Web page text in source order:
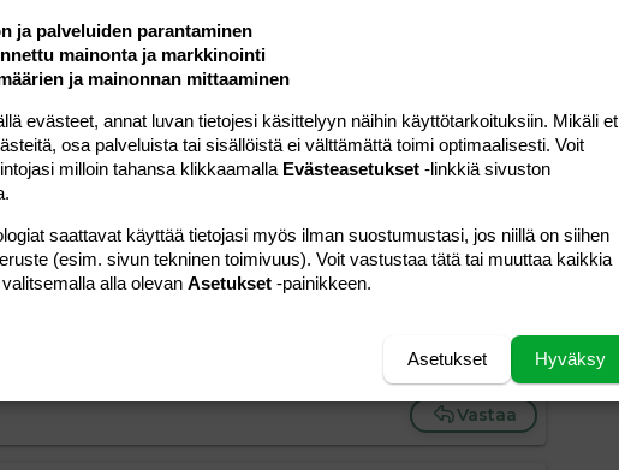
ja sulatettu margariini. Sekoita keskenään
ja kaakaojauhe. Sekoita jauhoseos muiden ainesten
pellille ja paista uunissa225Cn.15 minuuttia.
leivinpaperille.
kaakaojauhe, sulatettu margariini ja kahvijuoma
jäähtyneen pohjan päälle. Ripottele pinnalle
annospaloiksi.
ja monesti toteutettu resepti, ei tarvii tehdä
sillä nää on parempia kuin tavalliset
Vastaa
ja palveluiden parantaminen
mainonta ja markkinointi
ja mainonnan mittaaminen
evästeet, annat luvan tietojesi käsittelyyn näihin käyttötarkoituksiin. Mikäli et
osa palveluista tai sisällöistä ei välttämättä toimi optimaalisesti. Voit
milloin tahansa klikkaamalla Evästeasetukset -linkkiä sivuston
saattavat käyttää tietojasi myös ilman suostumustasi, jos niillä on siihen
(esim. sivun tekninen toimivuus). Voit vastustaa tätä tai muuttaa kaikkia
alla olevan Asetukset -painikkeen.
Hyväksy
Asetukset